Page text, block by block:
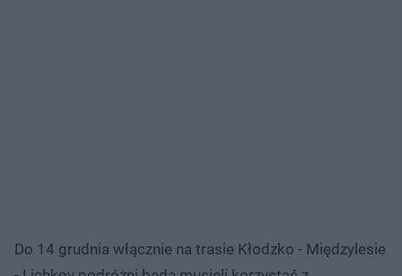
Do 14 grudnia włącznie na trasie Kłodzko - Międzylesie